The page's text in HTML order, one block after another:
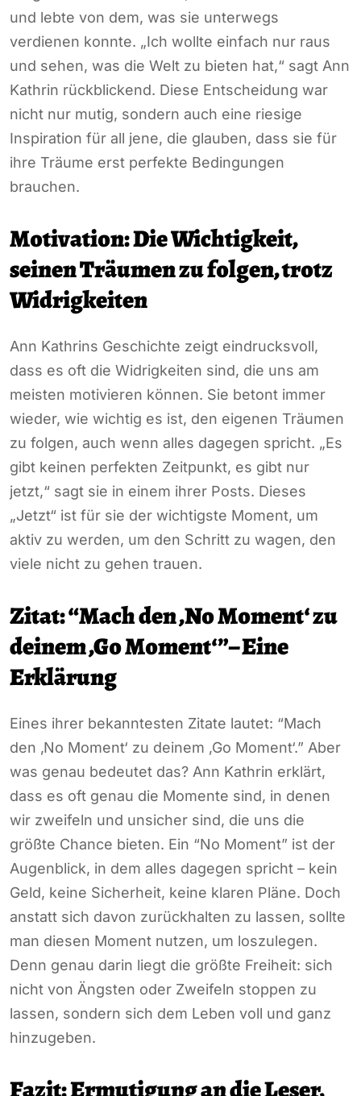
und lebte von dem, was sie unterwegs
verdienen konnte. „Ich wollte einfach nur raus
und sehen, was die Welt zu bieten hat,“ sagt Ann
Kathrin rückblickend. Diese Entscheidung war
nicht nur mutig, sondern auch eine riesige
Inspiration für all jene, die glauben, dass sie für
ihre Träume erst perfekte Bedingungen
brauchen.
Motivation: Die Wichtigkeit,
seinen Träumen zu folgen, trotz
Widrigkeiten
Ann Kathrins Geschichte zeigt eindrucksvoll,
dass es oft die Widrigkeiten sind, die uns am
meisten motivieren können. Sie betont immer
wieder, wie wichtig es ist, den eigenen Träumen
zu folgen, auch wenn alles dagegen spricht. „Es
gibt keinen perfekten Zeitpunkt, es gibt nur
jetzt,“ sagt sie in einem ihrer Posts. Dieses
„Jetzt“ ist für sie der wichtigste Moment, um
aktiv zu werden, um den Schritt zu wagen, den
viele nicht zu gehen trauen.
Zitat: “Mach den ‚No Moment‘ zu
deinem ‚Go Moment‘”– Eine
Erklärung
Eines ihrer bekanntesten Zitate lautet: “Mach
den ‚No Moment‘ zu deinem ‚Go Moment‘.” Aber
was genau bedeutet das? Ann Kathrin erklärt,
dass es oft genau die Momente sind, in denen
wir zweifeln und unsicher sind, die uns die
größte Chance bieten. Ein “No Moment” ist der
Augenblick, in dem alles dagegen spricht – kein
Geld, keine Sicherheit, keine klaren Pläne. Doch
anstatt sich davon zurückhalten zu lassen, sollte
man diesen Moment nutzen, um loszulegen.
Denn genau darin liegt die größte Freiheit: sich
nicht von Ängsten oder Zweifeln stoppen zu
lassen, sondern sich dem Leben voll und ganz
hinzugeben.
Fazit: Ermutigung an die Leser,